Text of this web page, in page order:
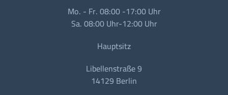
Mo. - Fr. 08:00 -17:00 Uhr
Sa. 08:00 Uhr-12:00 Uhr
Hauptsitz
Libellenstraße 9
14129 Berlin